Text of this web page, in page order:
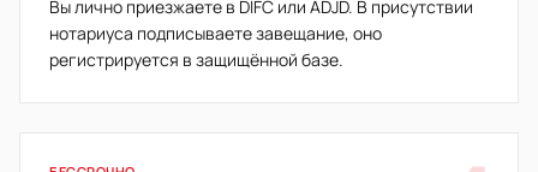
Вы лично приезжаете в DIFC или ADJD. В присутствии
нотариуса подписываете завещание, оно
регистрируется в защищённой базе.